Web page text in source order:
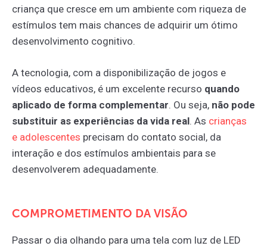
criança que cresce em um ambiente com riqueza de
estímulos tem mais chances de adquirir um ótimo
desenvolvimento cognitivo.
A tecnologia, com a disponibilização de jogos e
vídeos educativos, é um excelente recurso quando
aplicado de forma complementar. Ou seja, não pode
substituir as experiências da vida real. As crianças
e adolescentes precisam do contato social, da
interação e dos estímulos ambientais para se
desenvolverem adequadamente.
COMPROMETIMENTO DA VISÃO
Passar o dia olhando para uma tela com luz de LED